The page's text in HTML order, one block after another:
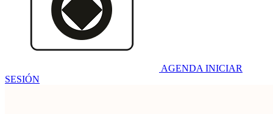
AGENDA INICIAR
SESIÓN